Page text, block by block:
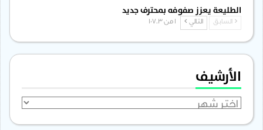
الطليعة يعزز صفوفه بمحترف جديد
السابق التالي
الأرشيف
الأرشيف